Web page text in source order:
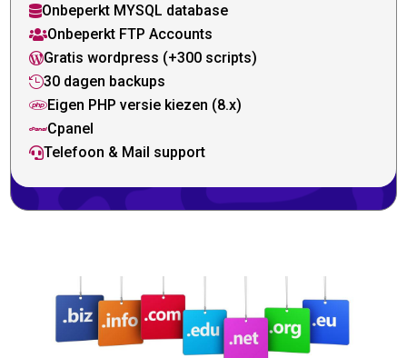
Onbeperkt MYSQL database
Onbeperkt FTP Accounts
Gratis wordpress (+300 scripts)
30 dagen backups
Eigen PHP versie kiezen (8.x)
Cpanel
Telefoon & Mail support